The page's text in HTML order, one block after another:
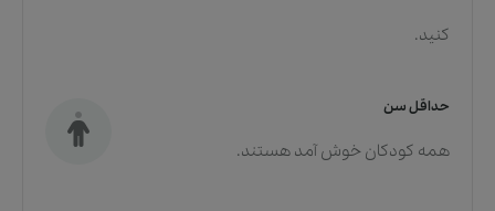
کنید.
حداقل سن
همه کودکان خوش آمد هستند.